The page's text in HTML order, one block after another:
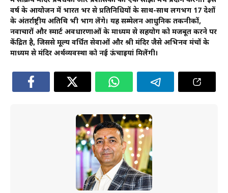
वर्ष के आयोजन में भारत भर से प्रतिनिधियों के साथ-साथ लगभग 17 देशों
के अंतर्राष्ट्रीय अतिथि भी भाग लेंगे। यह सम्मेलन आधुनिक तकनीकों,
नवाचारों और स्मार्ट अवधारणाओं के माध्यम से सहयोग को मजबूत करने पर
केंद्रित है, जिससे मूल्य वर्धित सेवाओं और श्री मंदिर जैसे अभिनव मंचों के
माध्यम से मंदिर अर्थव्यवस्था को नई ऊंचाइयां मिलेंगी।